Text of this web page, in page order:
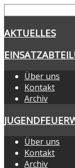
AKTUELLES
Über uns
Kontakt
Archiv
Über uns
Kontakt
Archiv